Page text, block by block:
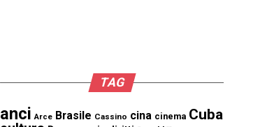
TAG
anci Arce Brasile Cassino cina cinema Cuba